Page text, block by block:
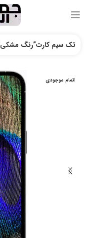
گوشی اپل مدل iPhone 13 Pro Max | حافظه 256 گیگابایت و رم 6 “No Active”پارت LLA”تک سیم کارت”رنگ مشکی
اتمام موجودی